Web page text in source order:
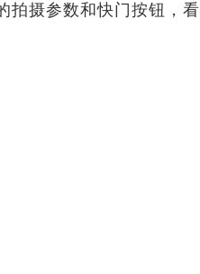
拍摄参数和快门按钮，